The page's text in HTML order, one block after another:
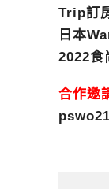
Trip訂
日本
2022食
合作邀